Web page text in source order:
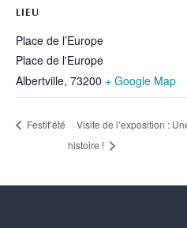
LIEU
Place de l’Europe
Place de l'Europe
Albertville, 73200 + Google Map
Festif’été
Visite de l’exposition :
histoire !